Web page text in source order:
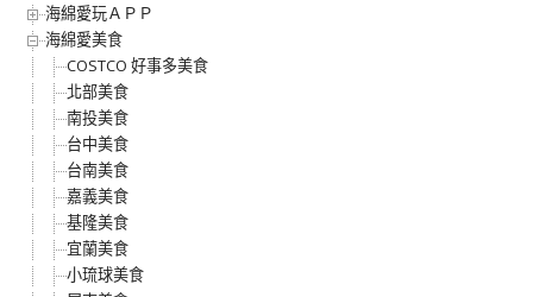
海綿愛玩ＡＰＰ
海綿愛美食
COSTCO 好事多美食
北部美食
南投美食
台中美食
台南美食
嘉義美食
基隆美食
宜蘭美食
小琉球美食